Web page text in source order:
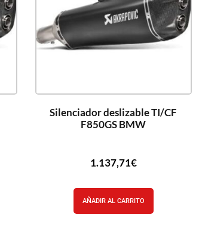
Silenciador deslizable TI/CF
F850GS BMW
1.137,71€
AÑADIR AL CARRITO